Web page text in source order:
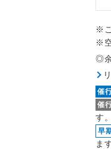
※
※
◎
催
催
す。
早
ま